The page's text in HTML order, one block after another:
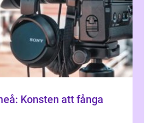
Konsten att fånga